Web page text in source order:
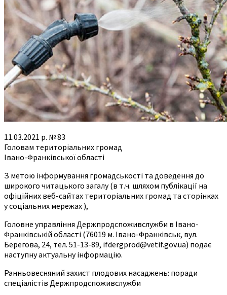
11.03.2021 р. № 83
Головам територіальних громад
Івано-Франківської області
З метою інформування громадськості та доведення до
широкого читацького загалу (в т.ч. шляхом публікації на
офіційних веб-сайтах територіальних громад та сторінках
у соціальних мережах ),
Головне управління Держпродспоживслужби в Івано-
Франківській області (76019 м. Івано-Франківськ, вул.
Берегова, 24, тел. 51-13-89, ifdergprod@vetif.gov.ua) подає
наступну актуальну інформацію.
Ранньовесняний захист плодових насаджень: поради
спеціалістів Держпродспоживслужби